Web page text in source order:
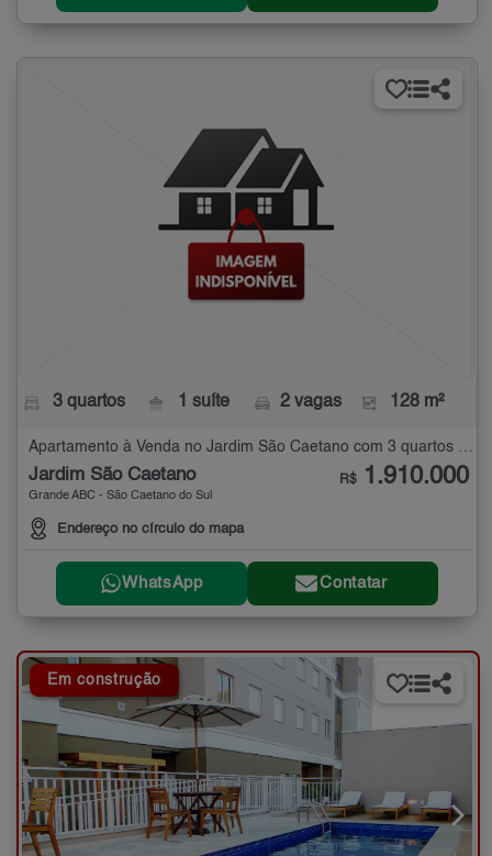
3 quartos 1 suíte 2 vagas 128 m²
Apartamento à Venda no Jardim São Caetano com 3 quartos - 128 m²
Jardim São Caetano
Grande ABC - São Caetano do Sul
Endereço no círculo do mapa
R$ 1.910.000
WhatsApp Contatar
Em construção